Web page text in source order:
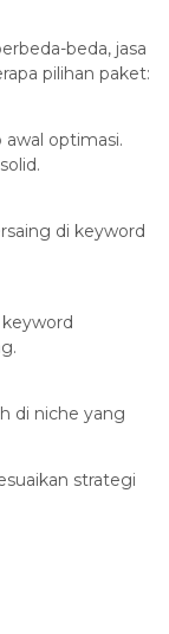
beda, jasa
pilihan paket:
optimasi.
di keyword
di niche yang
strategi